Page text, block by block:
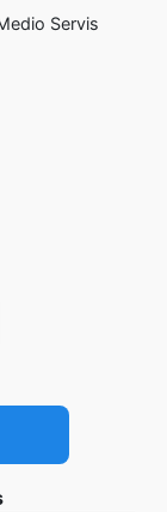
Servis